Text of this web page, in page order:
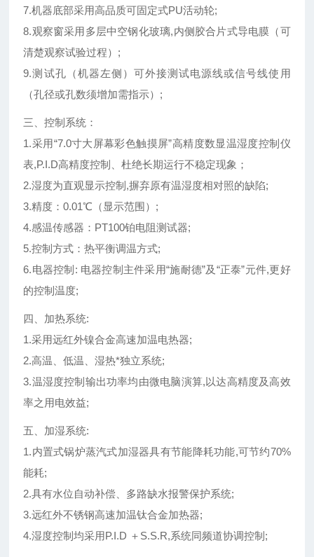
7.机器底部采用高品质可固定式PU活动轮;
8.观察窗采用多层中空钢化玻璃,内侧胶合片式导电膜（可
清楚观察试验过程）;
9.测试孔（机器左侧）可外接测试电源线或信号线使用
（孔径或孔数须增加需指示）;
三、控制系统：
1.采用“7.0寸大屏幕彩色触摸屏”高精度数显温湿度控制仪
表,P.I.D高精度控制、杜绝长期运行不稳定现象；
2.湿度为直观显示控制,摒弃原有温湿度相对照的缺陷;
3.精度：0.01℃（显示范围）;
4.感温传感器：PT100铂电阻测试器;
5.控制方式：热平衡调温方式;
6.电器控制: 电器控制主件采用“施耐德”及“正泰”元件,更好
的控制温度;
四、加热系统:
1.采用远红外镍合金高速加温电热器;
2.高温、低温、湿热*独立系统;
3.温湿度控制输出功率均由微电脑演算,以达高精度及高效
率之用电效益;
五、加湿系统:
1.内置式锅炉蒸汽式加湿器具有节能降耗功能,可节约70%
能耗;
2.具有水位自动补偿、多路缺水报警保护系统;
3.远红外不锈钢高速加温钛合金加热器;
4.湿度控制均采用P.I.D ＋S.S.R,系统同频道协调控制;